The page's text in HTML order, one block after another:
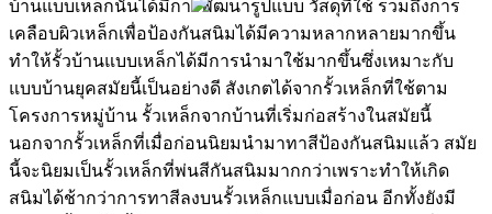
บ้านแบบเหล็กนั้นได้มีการพัฒนารูปแบบ วัสดุที่ใช้ รวมถึงการ
เคลือบผิวเหล็กเพื่อป้องกันสนิมได้มีความหลากหลายมากขึ้น
ทำให้รั้วบ้านแบบเหล็กได้มีการนำมาใช้มากขึ้นซึ่งเหมาะกับ
แบบบ้านยุคสมัยนี้เป็นอย่างดี สังเกตได้จากรั้วเหล็กที่ใช้ตาม
โครงการหมู่บ้าน รั้วเหล็กจากบ้านที่เริ่มก่อสร้างในสมัยนี้
นอกจากรั้วเหล็กที่เมื่อก่อนนิยมนำมาทาสีป้องกันสนิมแล้ว สมัย
นี้จะนิยมเป็นรั้วเหล็กที่พ่นสีกันสนิมมากกว่าเพราะทำให้เกิด
สนิมได้ช้ากว่าการทาสีลงบนรั้วเหล็กแบบเมื่อก่อน อีกทั้งยังมี